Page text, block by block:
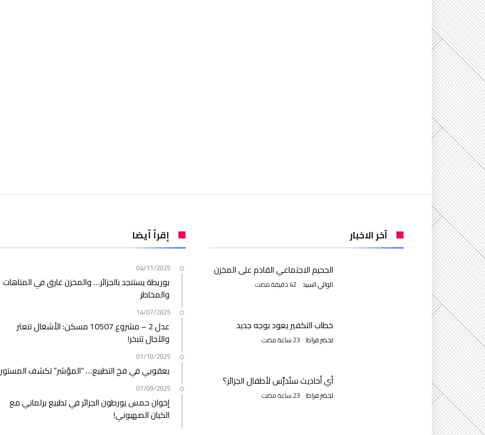
آخر الاخبار
الجحيم الاجتماعي القادم على المخزن
الوالي السيد
خطاب التكفير يعود بوجه جديد
لخضر فراط
أي أحاديث ستُدرَّس لأطفال الجزائر؟
لخضر فراط
إقرأ أيضا
04/11/2025
بوريطة يستنجد بالجزائر… والمخزن غارق في المتاهات
والمخاطر
14/07/2025
عدل 2 – مشروع 10507 مسكن: الأشغال تتعثر
والآجال تتبخر!
01/10/2025
يعقوبي في فخ التطبيع… “المؤشر” تكشف المستور
07/09/2025
إخوان حمس يورطون الجزائر في تطبيع برلماني مع
الكيان الصهيوني!